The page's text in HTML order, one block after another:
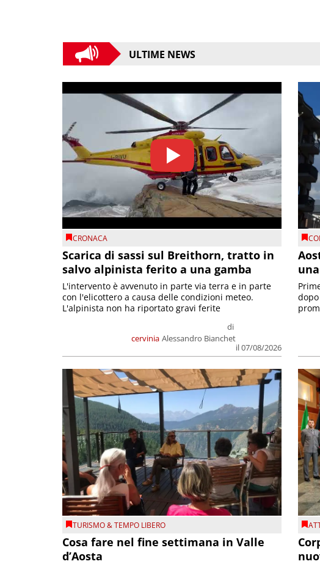
ULTIME NEWS
CRONACA
Scarica di sassi sul Breithorn, tratto in
salvo alpinista ferito a una gamba
cervinia
di
Alessandro Bianchet
il 07/08/2026
L'intervento è avvenuto in parte via terra e in parte
con l'elicottero a causa delle condizioni meteo.
L'alpinista non ha riportato gravi ferite
TURISMO & TEMPO LIBERO
Cosa fare nel fine settimana in Valle
d’Aosta